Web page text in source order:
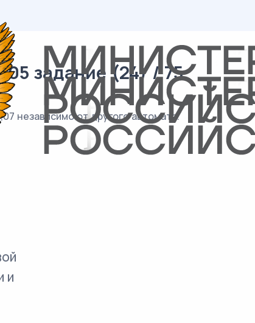
задание (24) / 75
независимо от другого автомата.
и